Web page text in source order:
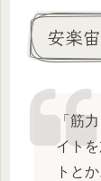
安楽
「筋
イト
トと